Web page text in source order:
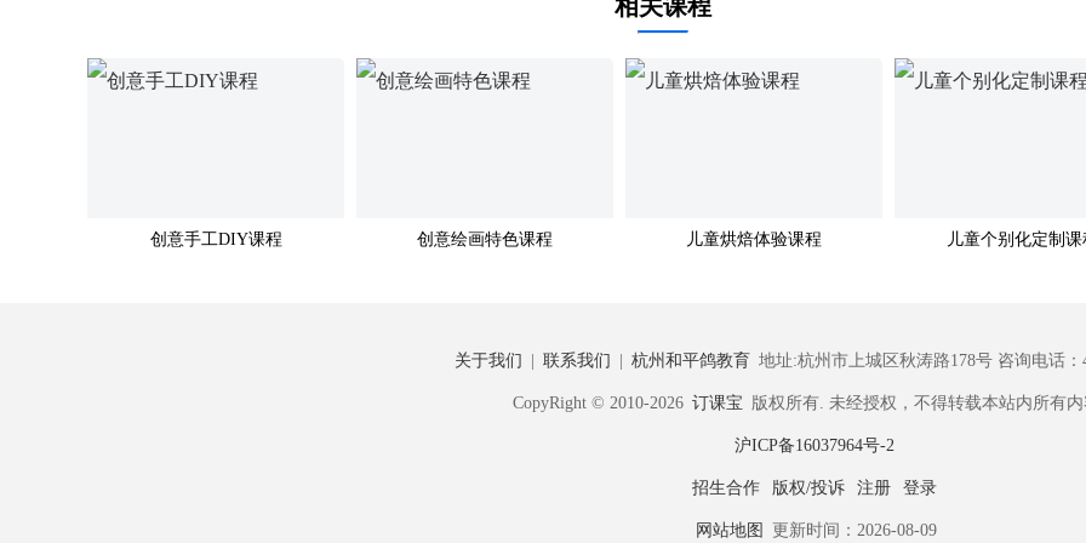
相关课程
创意手工DIY课程 创意绘画特色课程 儿童烘焙体验课程 儿童个别化定制课
关于我们 联系我们 杭州和平鸽教育 地址:杭州市上城区秋涛路178号 咨询电话：
CopyRight © 2010-2026 订课宝 版权所有. 未经授权，不得转载本站内所有内
沪ICP备16037964号-2
招生合作 版权/投诉 注册 登录
网站地图 更新时间：2026-08-09